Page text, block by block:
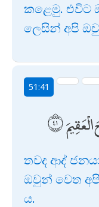
කළෙමු. එවිට
ලෙසින් අපි
51:41
තවද ආද්
ඔවුන් වෙත
ය.